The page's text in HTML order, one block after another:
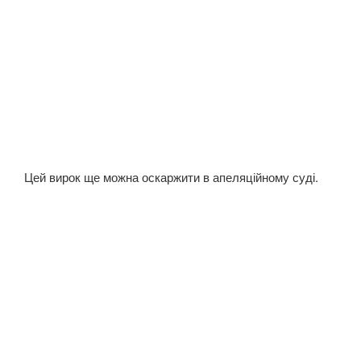
Цей вирок ще можна оскаржити в апеляційному суді.